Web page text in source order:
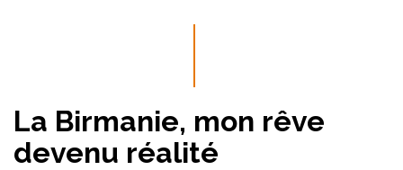
La Birmanie, mon rêve
devenu réalité